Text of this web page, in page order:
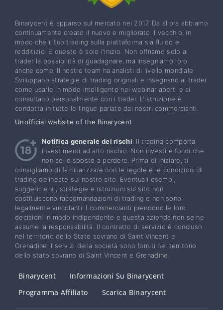
Binarycent è apparso sul mercato nel 2017. Da allora abbiamo
continuamente creato il nuovo e migliorato il vecchio, in
modo che il tuo trading sulla piattaforma sia fluido e
redditizio. E questo è solo l'inizio. Non offriamo solo ai
trader la possibilità di guadagnare, ma insegniamo loro
anche come. Il nostro team ha analisti di livello mondiale.
Sviluppano strategie di trading originali e insegnano ai trader
come usarle in modo intelligente nei webinar aperti e si
consultano personalmente con i trader. L'istruzione è
condotta in tutte le lingue parlate dai nostri commercianti.
Unofficial website of the Binarycent
Notifica generale dei rischi: Il trading comporta
investimenti ad alto rischio. Non investire fondi che
non sei disposto a perdere. Prima di iniziare, ti
consigliamo di familiarizzare con le regole e le condizioni di
trading delineate sul nostro sito. Eventuali esempi,
suggerimenti, strategie e istruzioni sul sito non
costituiscono raccomandazioni di trading e non sono
legalmente vincolanti. I commercianti prendono le loro
decisioni in modo indipendente e questa azienda non se ne
assume la responsabilità. Il contratto di servizio è concluso
nel territorio dello Stato sovrano di Saint Vincent e
Grenadine. I servizi della società sono forniti nel territorio
dello stato sovrano di Saint Vincent e Grenadine.
Binarycent
Informazioni Su Binarycent
Programma Affiliato
Scarica Binarycent